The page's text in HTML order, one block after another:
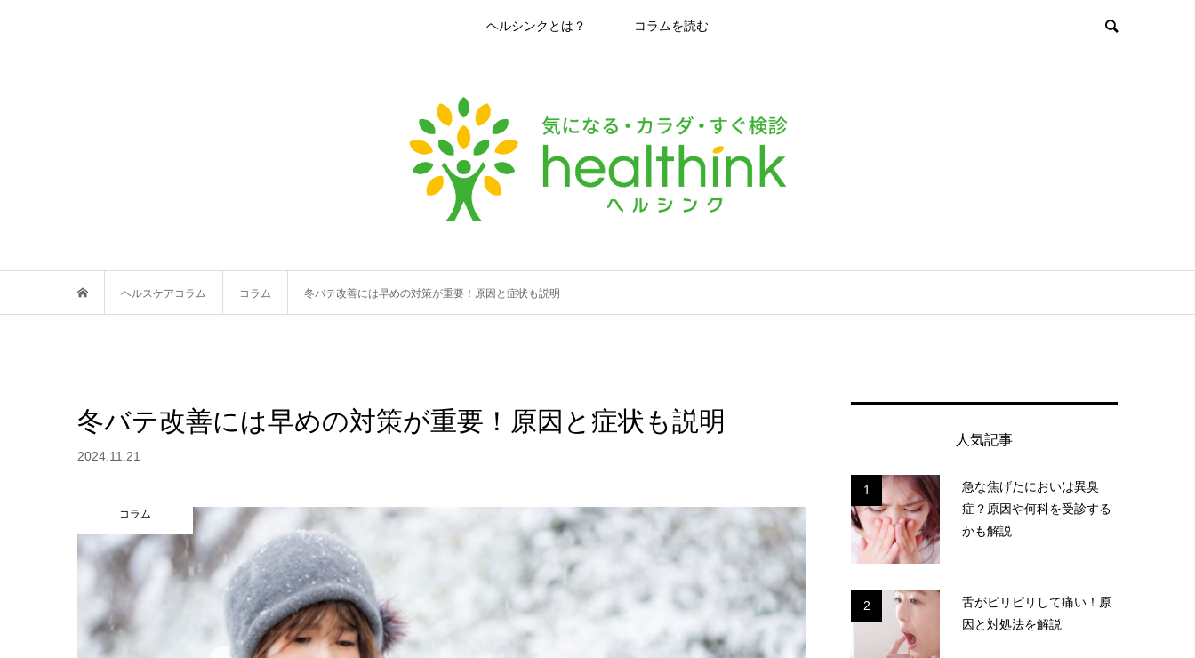
ヘルシンクとは？ コラムを読む
ヘルスケアコラム コラム 冬バテ改善には早めの対策が重要！原因と症状も説明
冬バテ改善には早めの対策が重要！原因と症状も説明
2024.11.21
コラム
人気記事
1
急な焦げたにおいは異臭
症？原因や何科を受診する
かも解説
2
舌がピリピリして痛い！原
因と対処法を解説